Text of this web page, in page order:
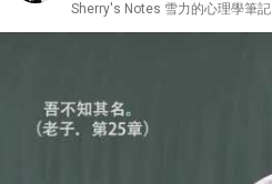
Sherry's Notes 雪力的心理學筆記